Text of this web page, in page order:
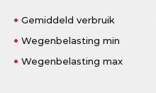
Gemiddeld verbruik
Wegenbelasting min
Wegenbelasting max